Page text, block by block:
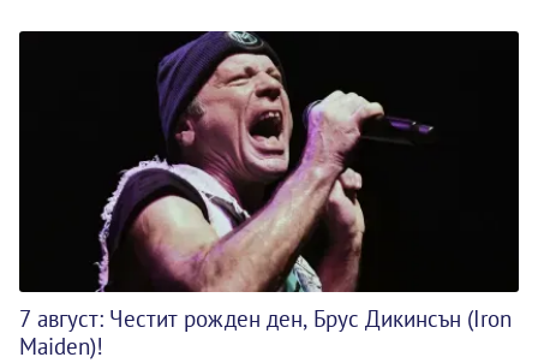
7 август: Честит рожден ден, Брус Дикинсън (Iron
Maiden)!